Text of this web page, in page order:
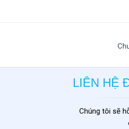
LIÊN HỆ
Chúng tôi sẽ